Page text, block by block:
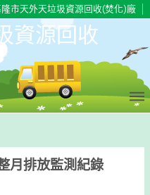
市天外天垃圾資源回收(焚化)廠
資源回收
月排放監測紀錄